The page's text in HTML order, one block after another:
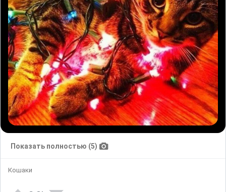
Показать полностью (5)
Кошаки